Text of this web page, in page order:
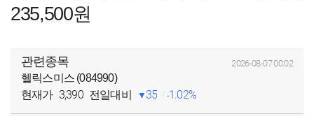
235,500원
관련종목 2026-08-07 00:02
헬릭스미스 (084990)
현재가 3,390 전일대비 35 1.02%